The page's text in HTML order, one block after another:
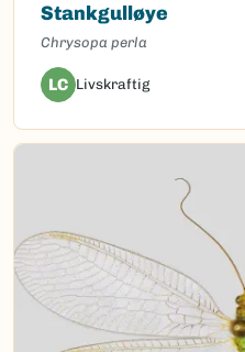
Stankgulløye
Chrysopa perla
LC Livskraftig